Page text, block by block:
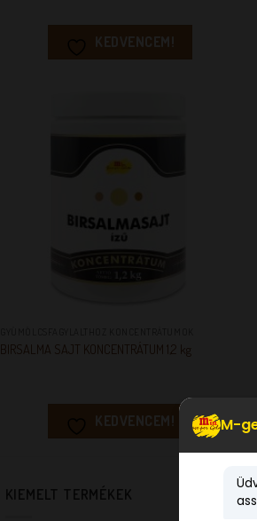
KEDVENCEM!
BIRSALMA SAJT KONCENTRÁTUM 1,2 kg
KEDVENCEM!
KIEMELT TERMÉKEK